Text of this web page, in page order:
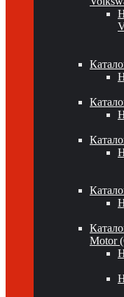
Motor